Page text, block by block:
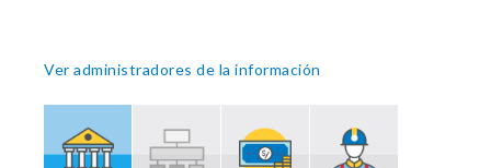
Ver administradores de la información